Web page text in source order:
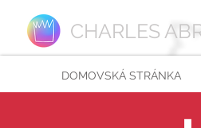
CHARLES
DOMOVSKÁ STRÁNKA